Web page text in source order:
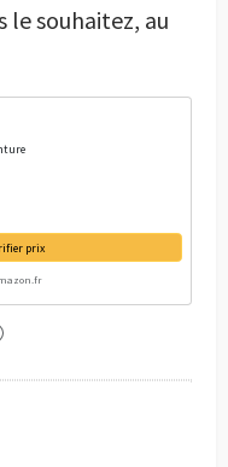
le souhaitez, au
prix